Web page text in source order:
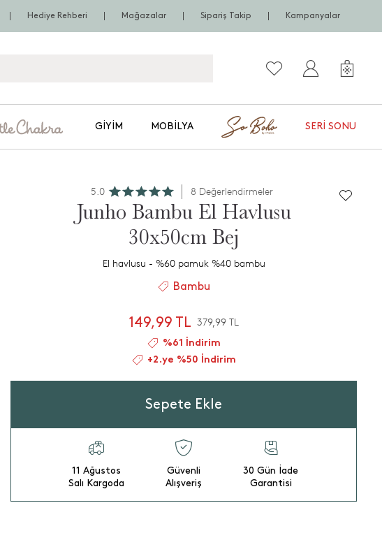
Hediye Rehberi Mağazalar Sipariş Takip Kampanyalar
GIYIM MOBILYA SERI SONU
5.0 8 Değerlendirmeler
Junho Bambu El Havlusu
30x50cm Bej
El havlusu - %60 pamuk %40 bambu
Bambu
149,99 TL 379,99 TL
%61 İndirim
+2.ye %50 İndirim
Sepete Ekle
11 Ağustos
Salı Kargoda
Güvenli
Alışveriş
30 Gün İade
Garantisi